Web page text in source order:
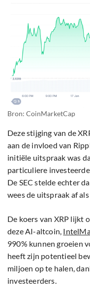
Bron: CoinMarketCap
Deze stijging van de
aan de invloed van
initiële uitspraak was
particuliere
De SEC stelde echter
wees de uitspraak af
De koers van XRP lijkt
deze AI-altcoin,
990% kunnen groeien
heeft zijn potentieel
miljoen op te halen,
investeerders.